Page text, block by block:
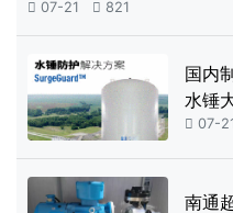
 07-21  821
国内
水锤
及全
 07-
南通